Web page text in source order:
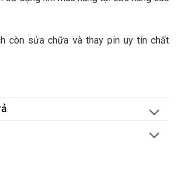
còn sửa chữa và thay pin uy tín chất